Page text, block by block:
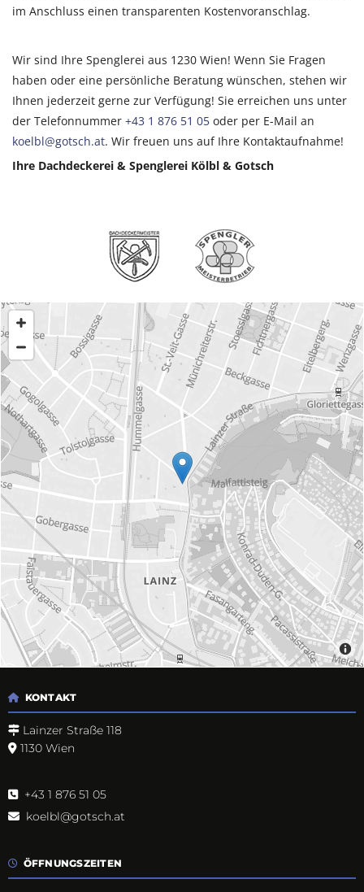
im Anschluss einen transparenten Kostenvoranschlag.
Wir sind Ihre Spenglerei aus 1230 Wien! Wenn Sie Fragen
haben oder eine persönliche Beratung wünschen, stehen wir
Ihnen jederzeit gerne zur Verfügung! Sie erreichen uns unter
der Telefonnummer +43 1 876 51 05 oder per E-Mail an
koelbl@gotsch.at. Wir freuen uns auf Ihre Kontaktaufnahme!
Ihre Dachdeckerei & Spenglerei Kölbl & Gotsch
 KONTAKT
 Lainzer Straße 118
 1130 Wien
 +43 1 876 51 05
 koelbl@gotsch.at
 ÖFFNUNGSZEITEN